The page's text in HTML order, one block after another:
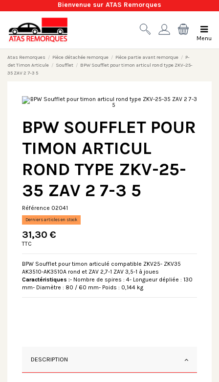
Bienvenue sur ATAS Remorques
Menu
Atas Remorques Pièce détachée remorque Pièce partie avant remorque
P-
det Timon Articule
Soufflet
BPW Soufflet pour timon articul rond type ZKV-25-
35 ZAV 2 7-3 5
BPW SOUFFLET POUR
TIMON ARTICUL
ROND TYPE ZKV-25-
35 ZAV 2 7-3 5
Référence 02041
Derniers articles en stock
31,30 €
TTC
BPW Soufflet pour timon articulé compatible ZKV25- ZKV35
AK3510-AK3510A rond et ZAV 2,7-1 ZAV 3,5-1 à joues
Caractéristiques :- Nombre de spires : 4- Longueur dépliée : 130
mm- Diamètre : 80 / 60 mm- Poids : 0,144 kg
DESCRIPTION